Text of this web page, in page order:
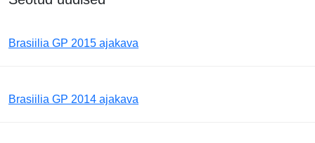
Brasiilia GP 2015 ajakava
Brasiilia GP 2014 ajakava